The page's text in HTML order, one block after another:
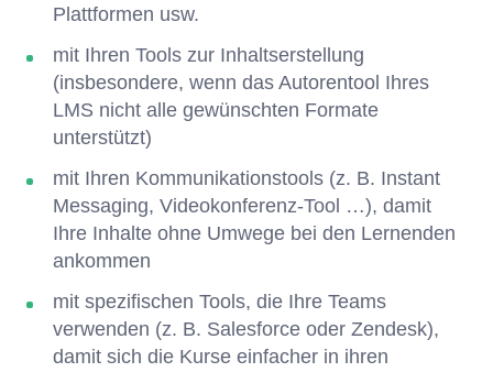
Plattformen usw.
mit Ihren Tools zur Inhaltserstellung
(insbesondere, wenn das Autorentool Ihres
LMS nicht alle gewünschten Formate
unterstützt)
mit Ihren Kommunikationstools (z. B. Instant
Messaging, Videokonferenz-Tool …), damit
Ihre Inhalte ohne Umwege bei den Lernenden
ankommen
mit spezifischen Tools, die Ihre Teams
verwenden (z. B. Salesforce oder Zendesk),
damit sich die Kurse einfacher in ihren